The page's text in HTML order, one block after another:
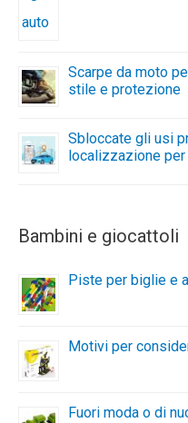
Scarpe da moto
stile e protezione
Sbloccate gli usi
localizzazione per
Bambini e giocattoli
Piste per biglie e
Motivi per
Fuori moda o di